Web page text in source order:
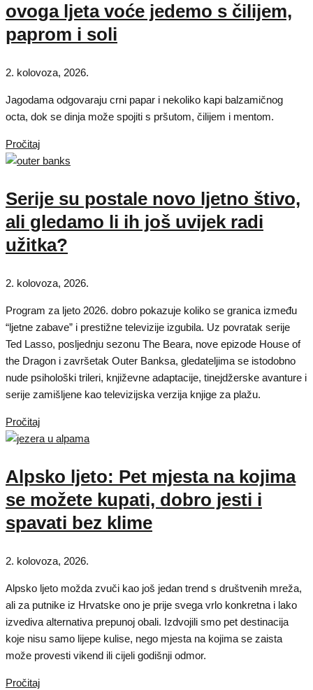
ovoga ljeta voće jedemo s čilijem,
paprom i soli
2. kolovoza, 2026.
Jagodama odgovaraju crni papar i nekoliko kapi balzamičnog
octa, dok se dinja može spojiti s pršutom, čilijem i mentom.
Pročitaj
Serije su postale novo ljetno štivo,
ali gledamo li ih još uvijek radi
užitka?
2. kolovoza, 2026.
Program za ljeto 2026. dobro pokazuje koliko se granica između
“ljetne zabave” i prestižne televizije izgubila. Uz povratak serije
Ted Lasso, posljednju sezonu The Beara, nove epizode House of
the Dragon i završetak Outer Banksa, gledateljima se istodobno
nude psihološki trileri, književne adaptacije, tinejdžerske avanture i
serije zamišljene kao televizijska verzija knjige za plažu.
Pročitaj
Alpsko ljeto: Pet mjesta na kojima
se možete kupati, dobro jesti i
spavati bez klime
2. kolovoza, 2026.
Alpsko ljeto možda zvuči kao još jedan trend s društvenih mreža,
ali za putnike iz Hrvatske ono je prije svega vrlo konkretna i lako
izvediva alternativa prepunoj obali. Izdvojili smo pet destinacija
koje nisu samo lijepe kulise, nego mjesta na kojima se zaista
može provesti vikend ili cijeli godišnji odmor.
Pročitaj